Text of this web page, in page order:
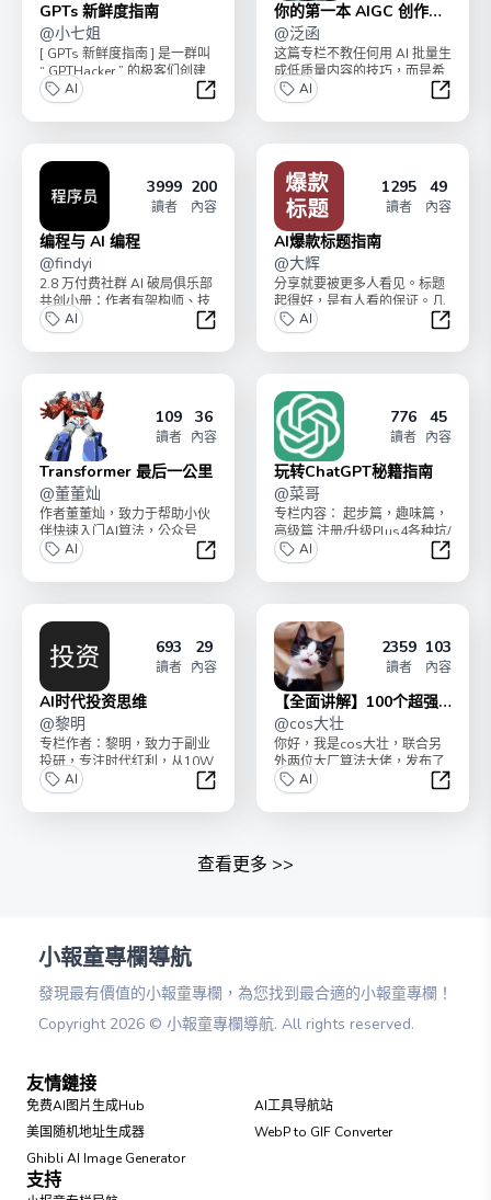
GPTs 新鲜度指南
@小七姐
[ GPTs 新鲜度指南 ] 是一群叫
“ GPTHacker ” 的极客们创建
的，他们致力于创作和...
AI
GPTs 新鲜度指南
你的第一本 AIGC 创作指
南
@泛函
这篇专栏不教任何用 AI 批量生
成低质量内容的技巧，而是希
望能够让你利用 AI 进行体面的
创作。让 ...
AI
你的
3999
讀者
200
內容
编程与 AI 编程
@findyi
2.8 万付费社群 AI 破局俱乐部
共创小册：作者有架构师、技
术负责人、大厂程序员等，旨
在帮助程序员...
AI
编程与 AI 编程
1295
讀者
49
內容
AI爆款标题指南
@大辉
分享就要被更多人看见。标题
起得好，是有人看的保证。几
百阅读和几万阅读，只差一个
好标题。小册有四个专栏...
AI
AI爆
109
讀者
36
內容
Transformer 最后一公里
@董董灿
作者董董灿，致力于帮助小伙
伴快速入门AI算法，公众号
《董董灿是个攻城狮》主理
人。基于Transfor...
AI
Transformer 最后一公里
776
讀者
45
內容
玩转ChatGPT秘籍指南
@菜哥
专栏内容： 起步篇，趣味篇，
高级篇 注册/升级Plus4各种坑/
让GPT生图片/GPT4生高清图...
AI
玩转
693
讀者
29
內容
AI时代投资思维
@黎明
专栏作者：黎明，致力于副业
投研，专注时代红利，从10W
本金起步到收益超8位数，曾
初期便投资特斯拉、美...
AI
AI时代投资思维
2359
讀者
103
內容
【全面讲解】100个超强
机器学习模型
@cos大壮
你好，我是cos大壮，联合另
外两位大厂算法大佬，发布了
《100个超强机器学习算法模
型》！最近，全网突...
AI
【全
查看更多 >>
小報童專欄導航
發現最有價值的小報童專欄，為您找到最合適的小報童專欄！
Copyright 2026 © 小報童專欄導航. All rights reserved.
友情鏈接
免费AI图片生成Hub
AI工具导航站
美国随机地址生成器
WebP to GIF Converter
Ghibli AI Image Generator
支持